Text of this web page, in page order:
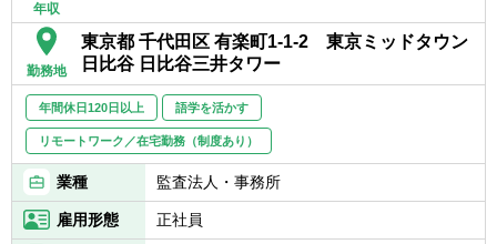
げていただきます。
ジェネラリストとして、最初は会計という
分野で活躍していただき、その後は例えば財
務、税務、M&Aサポートなど別の領域を経験
するキャリアパスもあれば、日立の会計にこ
の人あり！といわれるようなスペシャリスト
をめざすことも可能です。育成プログラムや
職場支援は充実しています。
【働く環境】
制対応、市場・信用リスク管理高度化の支援
等のサービスを提供
■内部統制構築・高度化支援
グローバルグループガバナンスの構築、海外
子会社内部統制構築・改善、デジタル活用に
よる業務プロセス改善、データアナリティク
スを活用した統制環境構築、統合的データガ
バナンス構築の支援等のサービスを提供
年収
勤務地
東京都 千代田区 有楽町1-1-2 東京ミッドタウン
日比谷 日比谷三井タワー
年間休日120日以上 語学を活かす
リモートワーク／在宅勤務（制度あり）
業種 監査法人・事務所
雇用形態 正社員